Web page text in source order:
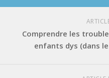
Comprendre les
enfants dys (dans